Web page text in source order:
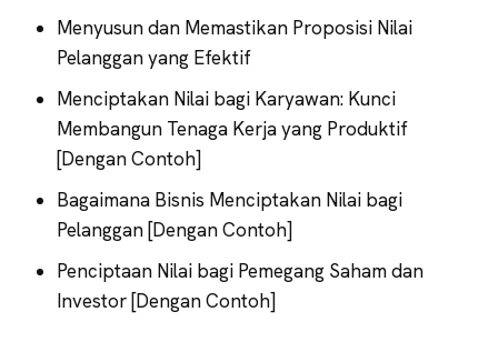
Menyusun dan Memastikan Proposisi Nilai
Pelanggan yang Efektif
Menciptakan Nilai bagi Karyawan: Kunci
Membangun Tenaga Kerja yang Produktif
[Dengan Contoh]
Bagaimana Bisnis Menciptakan Nilai bagi
Pelanggan [Dengan Contoh]
Penciptaan Nilai bagi Pemegang Saham dan
Investor [Dengan Contoh]